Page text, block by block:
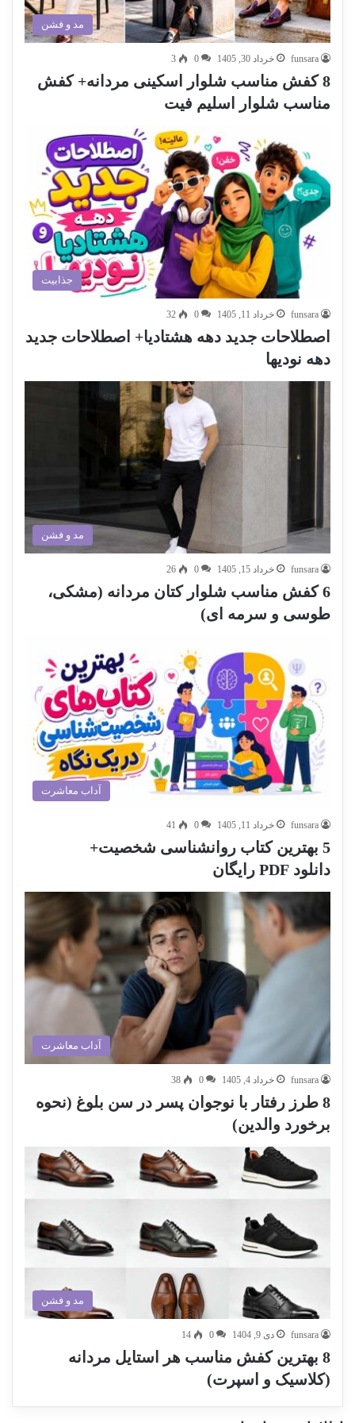
مد و فشن
funsara خرداد 30, 1405 0
3
8 کفش مناسب شلوار اسکینی مردانه+ کفش
مناسب شلوار اسلیم فیت
جذابیت
funsara خرداد 11, 1405 0
32
اصطلاحات جدید دهه هشتادیا+ اصطلاحات جدید
دهه نودیها
مد و فشن
funsara خرداد 15, 1405 0
26
6 کفش مناسب شلوار کتان مردانه (مشکی،
طوسی و سرمه ای)
آداب معاشرت
funsara خرداد 11, 1405 0
41
5 بهترین کتاب روانشناسی شخصیت+
دانلود PDF رایگان
آداب معاشرت
funsara خرداد 4, 1405 0
38
8 طرز رفتار با نوجوان پسر در سن بلوغ (نحوه
برخورد والدین)
مد و فشن
funsara دی 9, 1404 0
14
8 بهترین کفش مناسب هر استایل مردانه
(کلاسیک و اسپرت)